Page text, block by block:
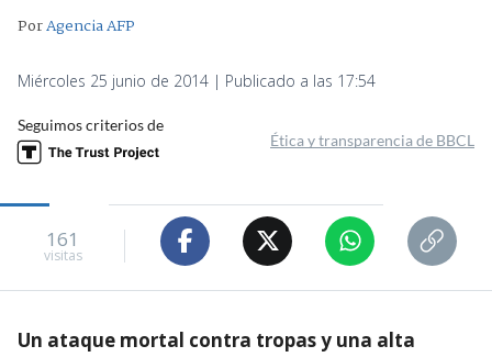
PorAgencia AFP
Miércoles 25 junio de 2014 | Publicado a las 17:54
Seguimos criterios de
Ética y transparencia de BBCL
161
visitas
Un ataque mortal contra tropas y una alta